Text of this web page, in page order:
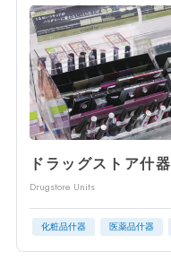
ドラッグストア什器
Drugstore Units
化粧品什器 医薬品什器